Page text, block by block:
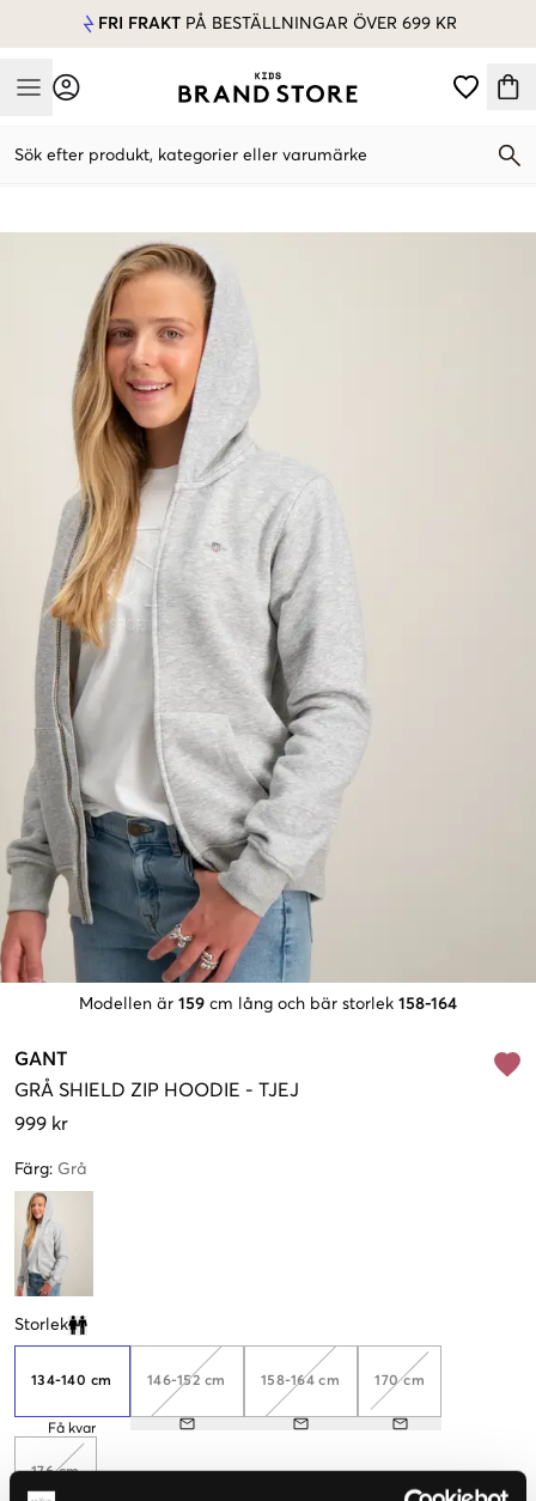
FRI FRAKT PÅ BESTÄLLNINGAR ÖVER 699 KR
Mobile Menu
Sök efter produkt, kategorier eller varumärke
Modellen är 159 cm lång och bär storlek 158-164
GANT
GRÅ SHIELD ZIP HOODIE - TJEJ
999 kr
Färg: Grå
Storlek
Clone modal
134-140 cm
Få kvar
146-152 cm 158-164 cm 170 cm
176 cm